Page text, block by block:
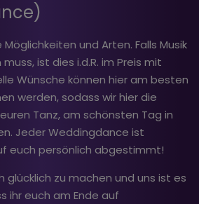
und Arten. Falls Musik
ist dies i.d.R. im Preis mit
Wünsche können hier am besten
werden, sodass wir hier die
Tanz, am schönsten Tag in
Jeder Weddingdance ist
euch persönlich abgestimmt!
glücklich zu machen und uns ist es
ihr euch am Ende auf